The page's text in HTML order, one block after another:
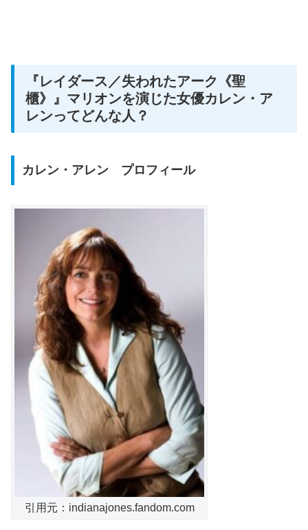
『レイダース／失われたアーク《聖
櫃》』マリオンを演じた女優カレン・ア
レンってどんな人？
カレン・アレン プロフィール
引用元：indianajones.fandom.com